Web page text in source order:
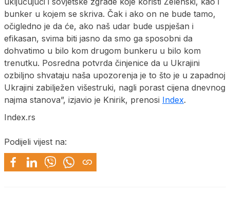
bunker u kojem se skriva. Čak i ako on ne bude tamo,
očigledno je da će, ako naš udar bude uspješan i
efikasan, svima biti jasno da smo ga sposobni da
dohvatimo u bilo kom drugom bunkeru u bilo kom
trenutku. Posredna potvrda činjenice da u Ukrajini
ozbiljno shvataju naša upozorenja je to što je u zapadnoj
Ukrajini zabilježen višestruki, nagli porast cijena dnevnog
najma stanova”, izjavio je Knirik, prenosi Index.
Index.rs
Podijeli vijest na: